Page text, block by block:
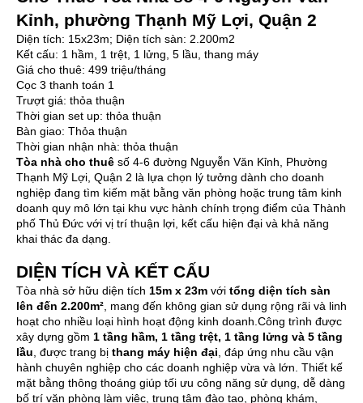
Kỉnh, phường Thạnh Mỹ Lợi, Quận 2
Diện tích: 15x23m; Diện tích sàn: 2.200m2
Kết cấu: 1 hầm, 1 trệt, 1 lửng, 5 lầu, thang máy
Giá cho thuê: 499 triệu/tháng
Cọc 3 thanh toán 1
Trượt giá: thỏa thuận
Thời gian set up: thỏa thuận
Bàn giao: Thỏa thuận
Thời gian nhận nhà: thỏa thuận
Tòa nhà cho thuê số 4-6 đường Nguyễn Văn Kỉnh, Phường
Thạnh Mỹ Lợi, Quận 2 là lựa chọn lý tưởng dành cho doanh
nghiệp đang tìm kiếm mặt bằng văn phòng hoặc trung tâm kinh
doanh quy mô lớn tại khu vực hành chính trọng điểm của Thành
phố Thủ Đức với vị trí thuận lợi, kết cấu hiện đại và khả năng
khai thác đa dạng.
DIỆN TÍCH VÀ KẾT CẤU
Tòa nhà sở hữu diện tích 15m x 23m với tổng diện tích sàn
lên đến 2.200m² , mang đến không gian sử dụng rộng rãi và linh
hoạt cho nhiều loại hình hoạt động kinh doanh.Công trình được
xây dựng gồm 1 tầng hầm, 1 tầng trệt, 1 tầng lửng và 5 tầng
lầu , được trang bị thang máy hiện đại , đáp ứng nhu cầu vận
hành chuyên nghiệp cho các doanh nghiệp vừa và lớn. Thiết kế
mặt bằng thông thoáng giúp tối ưu công năng sử dụng, dễ dàng
bố trí văn phòng làm việc, trung tâm đào tạo, phòng khám,